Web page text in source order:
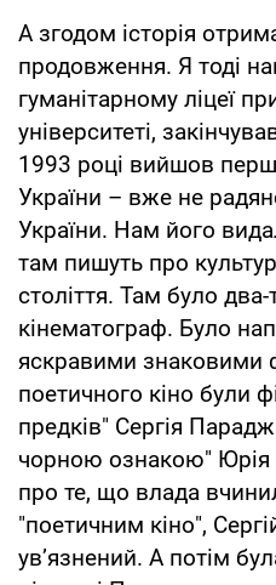
А згодом історія
продовження. Я тоді
гуманітарному ліцеї
університеті,
1993 році вийшов
України – вже не
України. Нам його
там пишуть про
століття. Там було
кінематограф. Було
яскравими знаковими
поетичного кіно були
предків" Сергія
чорною ознакою" Юрія
про те, що влада
"поетичним кіно",
ув’язнений. А потім